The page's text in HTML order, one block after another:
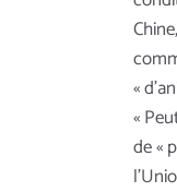
«
«
de «